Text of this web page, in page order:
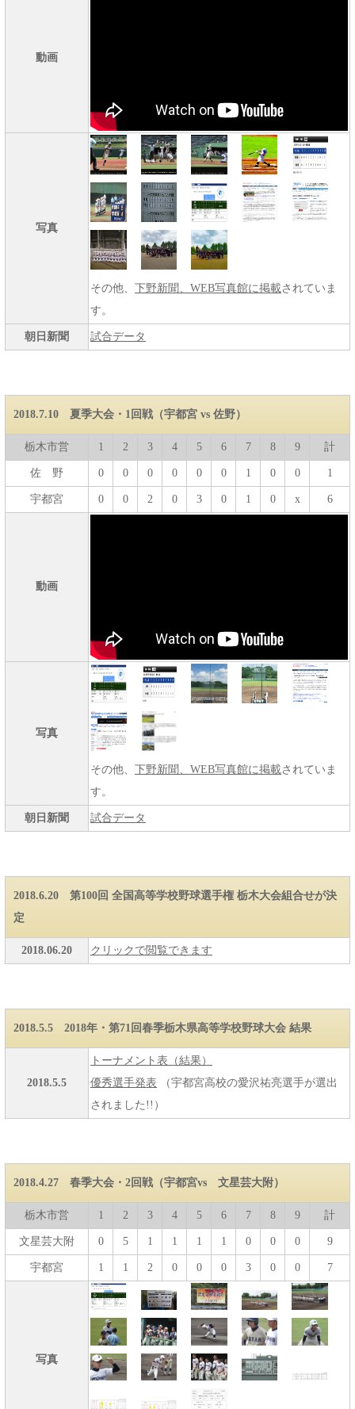
動画
写真
その他、 下野新聞、WEB写真館に掲載されていま
す。
朝日新聞 試合データ
2018.7.10 夏季大会・1回戦（宇都宮 vs 佐野）
栃木市営 1 2 3 4 5 6 7 8 9 計
佐 野 0 0 0 0 0 0 1 0 0 1
宇都宮 0 0 2 0 3 0 1 0 x 6
動画
写真
その他、 下野新聞、WEB写真館に掲載されていま
す。
朝日新聞 試合データ
2018.6.20 第100回 全国高等学校野球選手権 栃木大会組合せが決
定
2018.06.20 クリックで閲覧できます
2018.5.5 2018年・第71回春季栃木県高等学校野球大会 結果
2018.5.5
トーナメント表（結果）
優秀選手発表 （宇都宮高校の愛沢祐亮選手が選出
されました!!）
2018.4.27 春季大会・2回戦（宇都宮vs 文星芸大附）
栃木市営 1 2 3 4 5 6 7 8 9 計
文星芸大附 0 5 1 1 1 1 0 0 0 9
宇都宮 1 1 2 0 0 0 3 0 0 7
写真